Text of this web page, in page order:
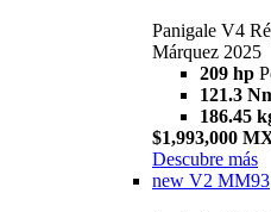
Panigale V4
Márquez 2025
209 hp
121.3
186.45
$1,993,000
Descubre más
new V2 MM93